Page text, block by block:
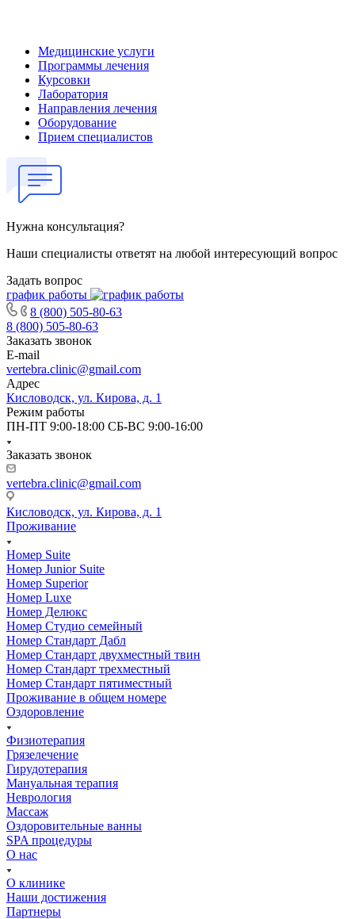
Медицинские услуги
Программы лечения
Курсовки
Лаборатория
Направления лечения
Оборудование
Прием специалистов
Нужна консультация?
Наши специалисты ответят на любой интересующий вопрос
Задать вопрос
график работы
8 (800) 505-80-63
8 (800) 505-80-63
Заказать звонок
E-mail
vertebra.clinic@gmail.com
Адрес
Кисловодск, ул. Кирова, д. 1
Режим работы
ПН-ПТ 9:00-18:00 СБ-ВС 9:00-16:00
Заказать звонок
vertebra.clinic@gmail.com
Кисловодск, ул. Кирова, д. 1
Проживание
Номер Suite
Номер Junior Suite
Номер Superior
Номер Luxe
Номер Делюкс
Номер Студио семейный
Номер Стандарт Дабл
Номер Стандарт двухместный твин
Номер Стандарт трехместный
Номер Стандарт пятиместный
Проживание в общем номере
Оздоровление
Физиотерапия
Грязелечение
Гирудотерапия
Мануальная терапия
Неврология
Массаж
Оздоровительные ванны
SPA процедуры
О нас
О клинике
Наши достижения
Партнеры